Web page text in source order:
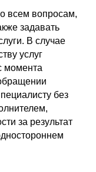
всем вопросам,
задавать
В случае
услуг
момента
без
за результат